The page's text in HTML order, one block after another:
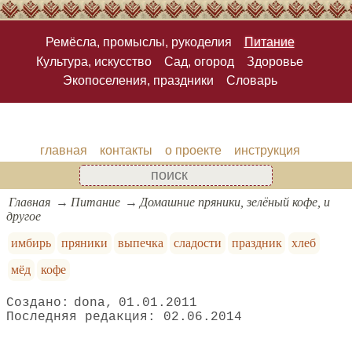
Ремёсла, промыслы, рукоделия
Питание
Культура, искусство
Сад, огород
Здоровье
Экопоселения, праздники
Словарь
главная контакты о проекте инструкция
Главная Питание
Домашние пряники, зелёный кофе, и
другое
имбирь
пряники выпечка сладости праздник
хлеб
мёд
кофе
dona
01.01.2011
02.06.2014